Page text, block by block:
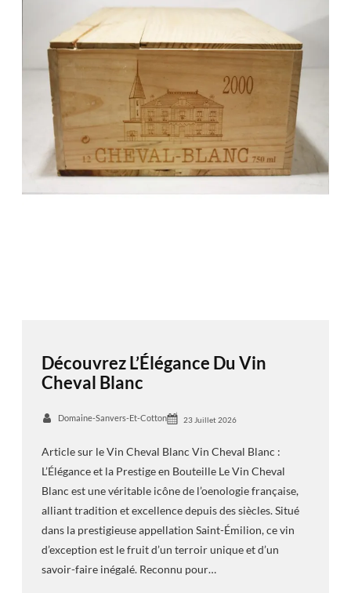
Découvrez L’Élégance Du Vin
Cheval Blanc
Domaine-Sanvers-Et-Cotton 23 Juillet 2026
Article sur le Vin Cheval Blanc Vin Cheval Blanc :
L’Élégance et la Prestige en Bouteille Le Vin Cheval
Blanc est une véritable icône de l’oenologie française,
alliant tradition et excellence depuis des siècles. Situé
dans la prestigieuse appellation Saint-Émilion, ce vin
d’exception est le fruit d’un terroir unique et d’un
savoir-faire inégalé. Reconnu pour…